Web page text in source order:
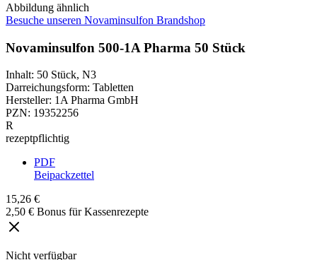
Abbildung ähnlich
Besuche unseren Novaminsulfon Brandshop
Novaminsulfon 500-1A Pharma 50 Stück
Inhalt: 50 Stück, N3
Darreichungsform: Tabletten
Hersteller: 1A Pharma GmbH
PZN: 19352256
R
rezeptpflichtig
PDF
Beipackzettel
15,26 €
2,50 € Bonus für Kassenrezepte
Nicht verfügbar